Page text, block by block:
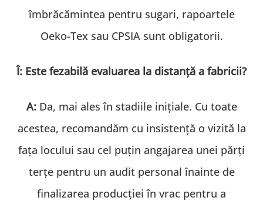
îmbrăcămintea pentru sugari, rapoartele
Oeko-Tex sau CPSIA sunt obligatorii.
Î: Este fezabilă evaluarea la distanță a fabricii?
A:Da, mai ales în stadiile inițiale. Cu toate
acestea, recomandăm cu insistență o vizită la
fața locului sau cel puțin angajarea unei părți
terțe pentru un audit personal înainte de
finalizarea producției în vrac pentru a